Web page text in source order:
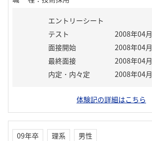
エントリーシート
テスト
2008年04月
面接開始
2008年04月
最終面接
2008年04月
内定・内々定
2008年04月
体験記の詳細はこちら
09年卒 理系
男性